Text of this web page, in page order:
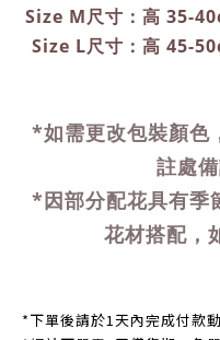
Size M尺寸：高 35-
Size L尺寸：高 45-
*如需更改包裝顏色
註處
*因部分配花具有季
花材搭配，
*下單後請於1天內完成付款